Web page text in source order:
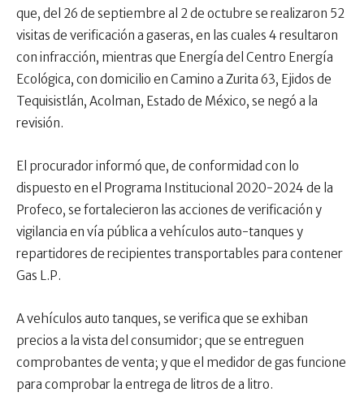
que, del 26 de septiembre al 2 de octubre se realizaron 52
visitas de verificación a gaseras, en las cuales 4 resultaron
con infracción, mientras que Energía del Centro Energía
Ecológica, con domicilio en Camino a Zurita 63, Ejidos de
Tequisistlán, Acolman, Estado de México, se negó a la
revisión.
El procurador informó que, de conformidad con lo
dispuesto en el Programa Institucional 2020-2024 de la
Profeco, se fortalecieron las acciones de verificación y
vigilancia en vía pública a vehículos auto-tanques y
repartidores de recipientes transportables para contener
Gas L.P.
A vehículos auto tanques, se verifica que se exhiban
precios a la vista del consumidor; que se entreguen
comprobantes de venta; y que el medidor de gas funcione
para comprobar la entrega de litros de a litro.